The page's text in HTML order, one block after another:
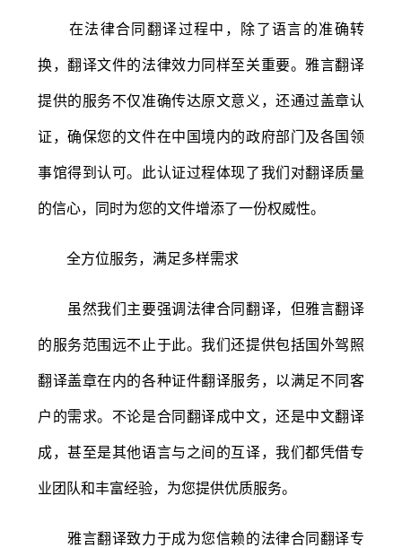
在法律合同翻译过程中，除了语言的准确转
换，翻译文件的法律效力同样至关重要。雅言翻译
提供的服务不仅准确传达原文意义，还通过盖章认
证，确保您的文件在中国境内的政府部门及各国领
事馆得到认可。此认证过程体现了我们对翻译质量
的信心，同时为您的文件增添了一份权威性。
全方位服务，满足多样需求
虽然我们主要强调法律合同翻译，但雅言翻译
的服务范围远不止于此。我们还提供包括国外驾照
翻译盖章在内的各种证件翻译服务，以满足不同客
户的需求。不论是合同翻译成中文，还是中文翻译
成，甚至是其他语言与之间的互译，我们都凭借专
业团队和丰富经验，为您提供优质服务。
雅言翻译致力于成为您信赖的法律合同翻译专